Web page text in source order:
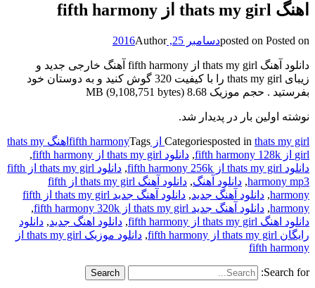
اهنگ thats my girl از fifth harmony
posted on Posted on دسامبر 25, 2016 Author
دانلود آهنگ thats my girl از fifth harmony آهنگ خارجی جدید و
زیبای thats my girl را با کیفیت 320 گوش کنید و به دوستان خود
بفرستید . حجم موزیک 8.68 MB (9,108,751 bytes)
نوشته اولین بار در پدیدار شد.
Categoriesposted in thats my girl از fifth harmony Tags
اهنگ thats my
girl از fifth harmony 128k
, دانلود thats my girl از fifth harmony
,
دانلود thats my girl از fifth harmony 256k
,
دانلود thats my girl از fifth
harmony mp3
, دانلود آهنگ,
دانلود آهنگ thats my girl از fifth
harmony
, دانلود آهنگ جدید,
دانلود آهنگ جدید thats my girl از fifth
harmony
, دانلود آهنگ جدید thats my girl از fifth harmony 320k
,
دانلود اهنگ thats my girl از fifth harmony
, دانلود اهنگ جدید, دانلود
رایگان thats my girl از fifth harmony
,
دانلود موزیک thats my girl از
fifth harmony
Search for: